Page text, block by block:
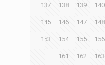
137 138 139 140
145 146 147 148
153 154 155 156
161 162 163